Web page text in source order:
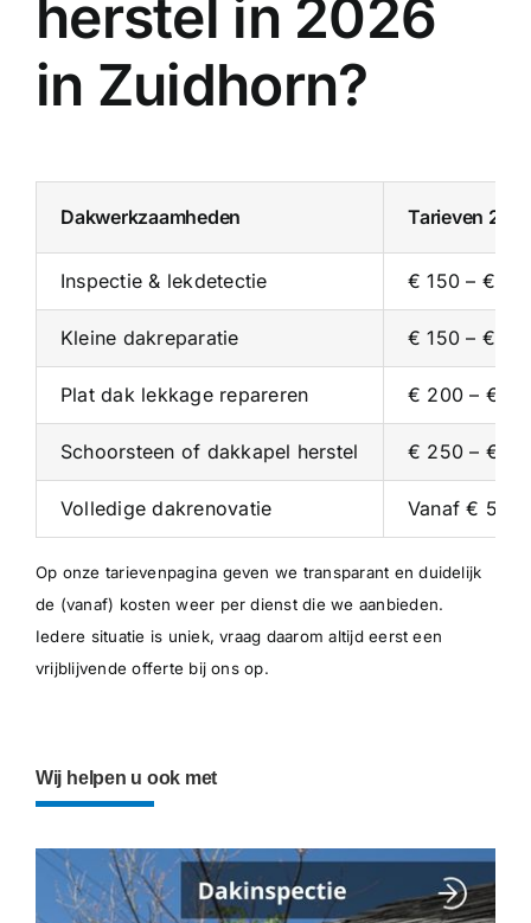
herstel in 2026
in Zuidhorn?
Dakwerkzaamheden Tarieven
Inspectie & lekdetectie € 150 – €
Kleine dakreparatie € 150 – €
Plat dak lekkage repareren € 200 – €
Schoorsteen of dakkapel herstel € 250 – €
Volledige dakrenovatie Vanaf €
Op onze tarievenpagina geven we transparant en duidelijk
de (vanaf) kosten weer per dienst die we aanbieden.
Iedere situatie is uniek, vraag daarom altijd eerst een
vrijblijvende offerte bij ons op.
Wij helpen u ook met